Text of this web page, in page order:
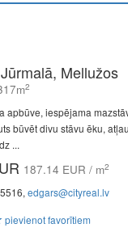
Mellužos
2
apbūve, iespējama
būvēt divu stāvu ēku,
...
187.14 EUR / m2
edgars@cityreal.lv
pievienot favorītiem